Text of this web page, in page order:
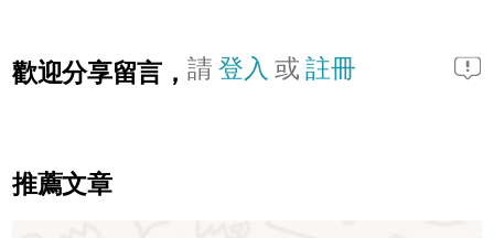
歡迎分享留言， 請登入 或註冊
推薦文章